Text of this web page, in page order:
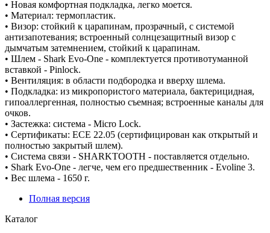
• Новая комфортная подкладка, легко моется.
• Материал: термопластик.
• Визор: стойкий к царапинам, прозрачный, с системой
антизапотевания; встроенный солнцезащитный визор с
дымчатым затемнением, стойкий к царапинам.
• Шлем - Shark Evo-One - комплектуется противотуманной
вставкой - Pinlock.
• Вентиляция: в области подбородка и вверху шлема.
• Подкладка: из микропористого материала, бактерицидная,
гипоаллергенная, полностью съемная; встроенные каналы для
очков.
• Застежка: система - Micro Lock.
• Сертификаты: ECE 22.05 (сертифицирован как открытый и
полностью закрытый шлем).
• Система связи - SHARKTOOTH - поставляется отдельно.
• Shark Evo-One - легче, чем его предшественник - Evoline 3.
• Вес шлема - 1650 г.
Полная версия
Каталог